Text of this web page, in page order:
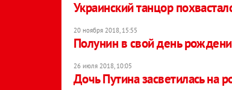
Украинский танцор
20 ноября 2018, 15:55
Полунин в свой день
26 июля 2018, 10:05
Дочь Путина засветилась на